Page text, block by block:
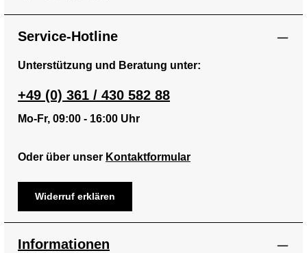
Service-Hotline
Unterstützung und Beratung unter:
+49 (0) 361 / 430 582 88
Mo-Fr, 09:00 - 16:00 Uhr
Oder über unser Kontaktformular
Widerruf erklären
Informationen